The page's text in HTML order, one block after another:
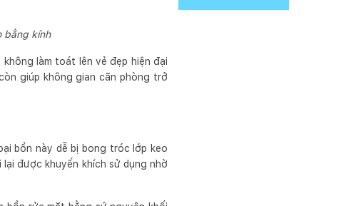
bằng kính
làm toát lên vẻ đẹp hiện đại
giúp không gian căn phòng trở
bồn này dễ bị bong tróc lớp keo
được khuyến khích sử dụng nhờ